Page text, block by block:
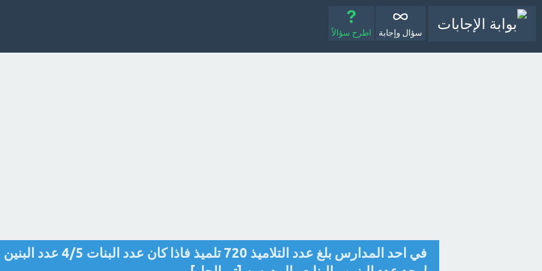
سؤال وإجابة اطرح سؤالاً
في احد المدارس بلغ عدد التلاميذ 720 تلميذ فاذا كان عدد البنات 4/5 عدد البنين